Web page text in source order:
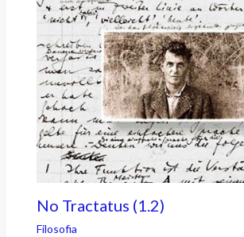
No Tractatus (1.2)
Filosofia